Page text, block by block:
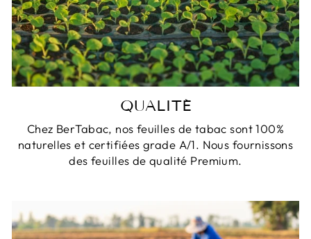
QUALITÉ
Chez BerTabac, nos feuilles de tabac sont 100%
naturelles et certifiées grade A/1. Nous fournissons
des feuilles de qualité Premium.